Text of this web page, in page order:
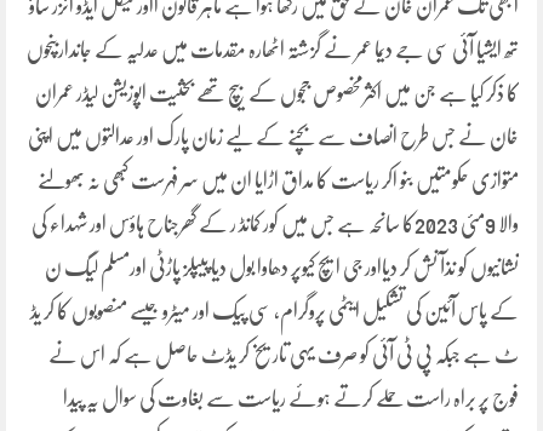
ابھی تک عمران خان کے حق میں رکھا ہوا ہے ماہر قانون ااور لیگل ایڈو ائزر ساؤ
تھ ایشیا آئی سی جے دیما عمر نے گزشتہ اٹھارہ مقدمات میں عدلیہ کے جانداربنچوں
کا ذکر کیا ہے جن میں اکثرمخصوص ججوں کے بیچ تھے بحثیت اپوزیشن لیڈر عمران
خان نے جس طرح انصاف سے بچنے کے لیے زمان پارک اور عدالتوں میں اپنی
متوازی حکومتیں بنو اکر ریاست کا مداق اڑایا ان میں سر فہرست کبھی نہ بھولنے
والا 9مئی 2023کا سانحہ ہے جس میں کور کمانڈ ر کے گھرجناح ہاؤس اور شہداء کی
نشانیوں کو نذآ نش کر دیااور جی ایچ کیوپر دھاوا بول دیا پیپلز پاڑٹی اورمسلم لیگ ن
کے پاس آئین کی تشکیل ایٹمی پروگرام، سی پیک اور میٹرو جیسے منصوبوں کا کر یڈ
ٹ ہے جبکہ پی ٹی آئی کو صرف یہی تاریخ کر یڈٹ حاصل ہے کہ اس نے
فوج پر براہ راست حملے کرتے ہوئے ریاست سے بغاوت کی سوال یہ پیدا